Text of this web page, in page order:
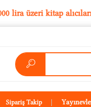
5.000 lira üzeri
Sipariş Takip